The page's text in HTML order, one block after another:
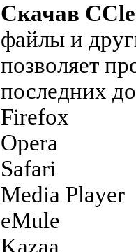
Скачав
файлы и
позволяет
последних
Firefox
Opera
Safari
Media Player
eMule
Kazaa